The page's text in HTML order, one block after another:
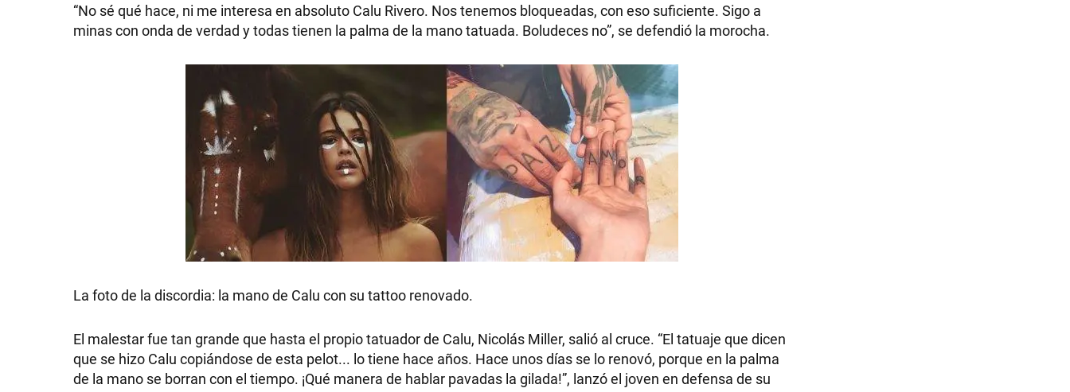
“No sé qué hace, ni me interesa en absoluto Calu Rivero. Nos tenemos bloqueadas, con eso suficiente. Sigo a
minas con onda de verdad y todas tienen la palma de la mano tatuada. Boludeces no”, se defendió la morocha.
La foto de la discordia: la mano de Calu con su tattoo renovado.
El malestar fue tan grande que hasta el propio tatuador de Calu, Nicolás Miller, salió al cruce. “El tatuaje que dicen
que se hizo Calu copiándose de esta pelot... lo tiene hace años. Hace unos días se lo renovó, porque en la palma
de la mano se borran con el tiempo. ¡Qué manera de hablar pavadas la gilada!”, lanzó el joven en defensa de su
POLICIALES
ECONOMÍA
HERMANO
DEPORTES
TECNOLOGÍA